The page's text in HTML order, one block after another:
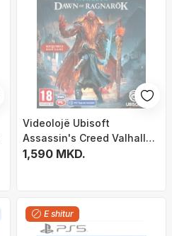
Videolojë Ubisoft
Assassin's Creed Valhalla -
Dawn of Ragnarok (PS4)
1,590 MKD.
E shitur